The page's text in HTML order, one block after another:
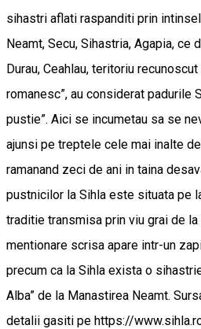
sihastri aflati raspanditi prin
Neamt, Secu, Sihastria, Agapia, ce
Durau, Ceahlau, teritoriu
romanesc”, au considerat padurile
pustie”. Aici se incumetau sa se
ajunsi pe treptele cele mai inalte
ramanand zeci de ani in taina
pustnicilor la Sihla este situata pe
traditie transmisa prin viu grai de
mentionare scrisa apare intr-un
precum ca la Sihla exista o
Alba” de la Manastirea Neamt.
detalii gasiti pe https://